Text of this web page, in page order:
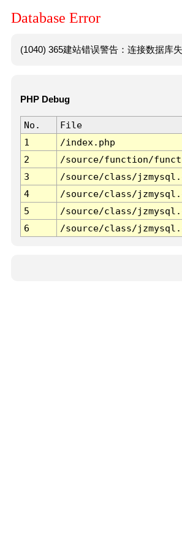
Database Error
(1040) 365建站错误警告：连接数据库
PHP Debug
No. File
1
/index.php
2
/source/function/
3
/source/class/
4
/source/class/
5
/source/class/
6
/source/class/